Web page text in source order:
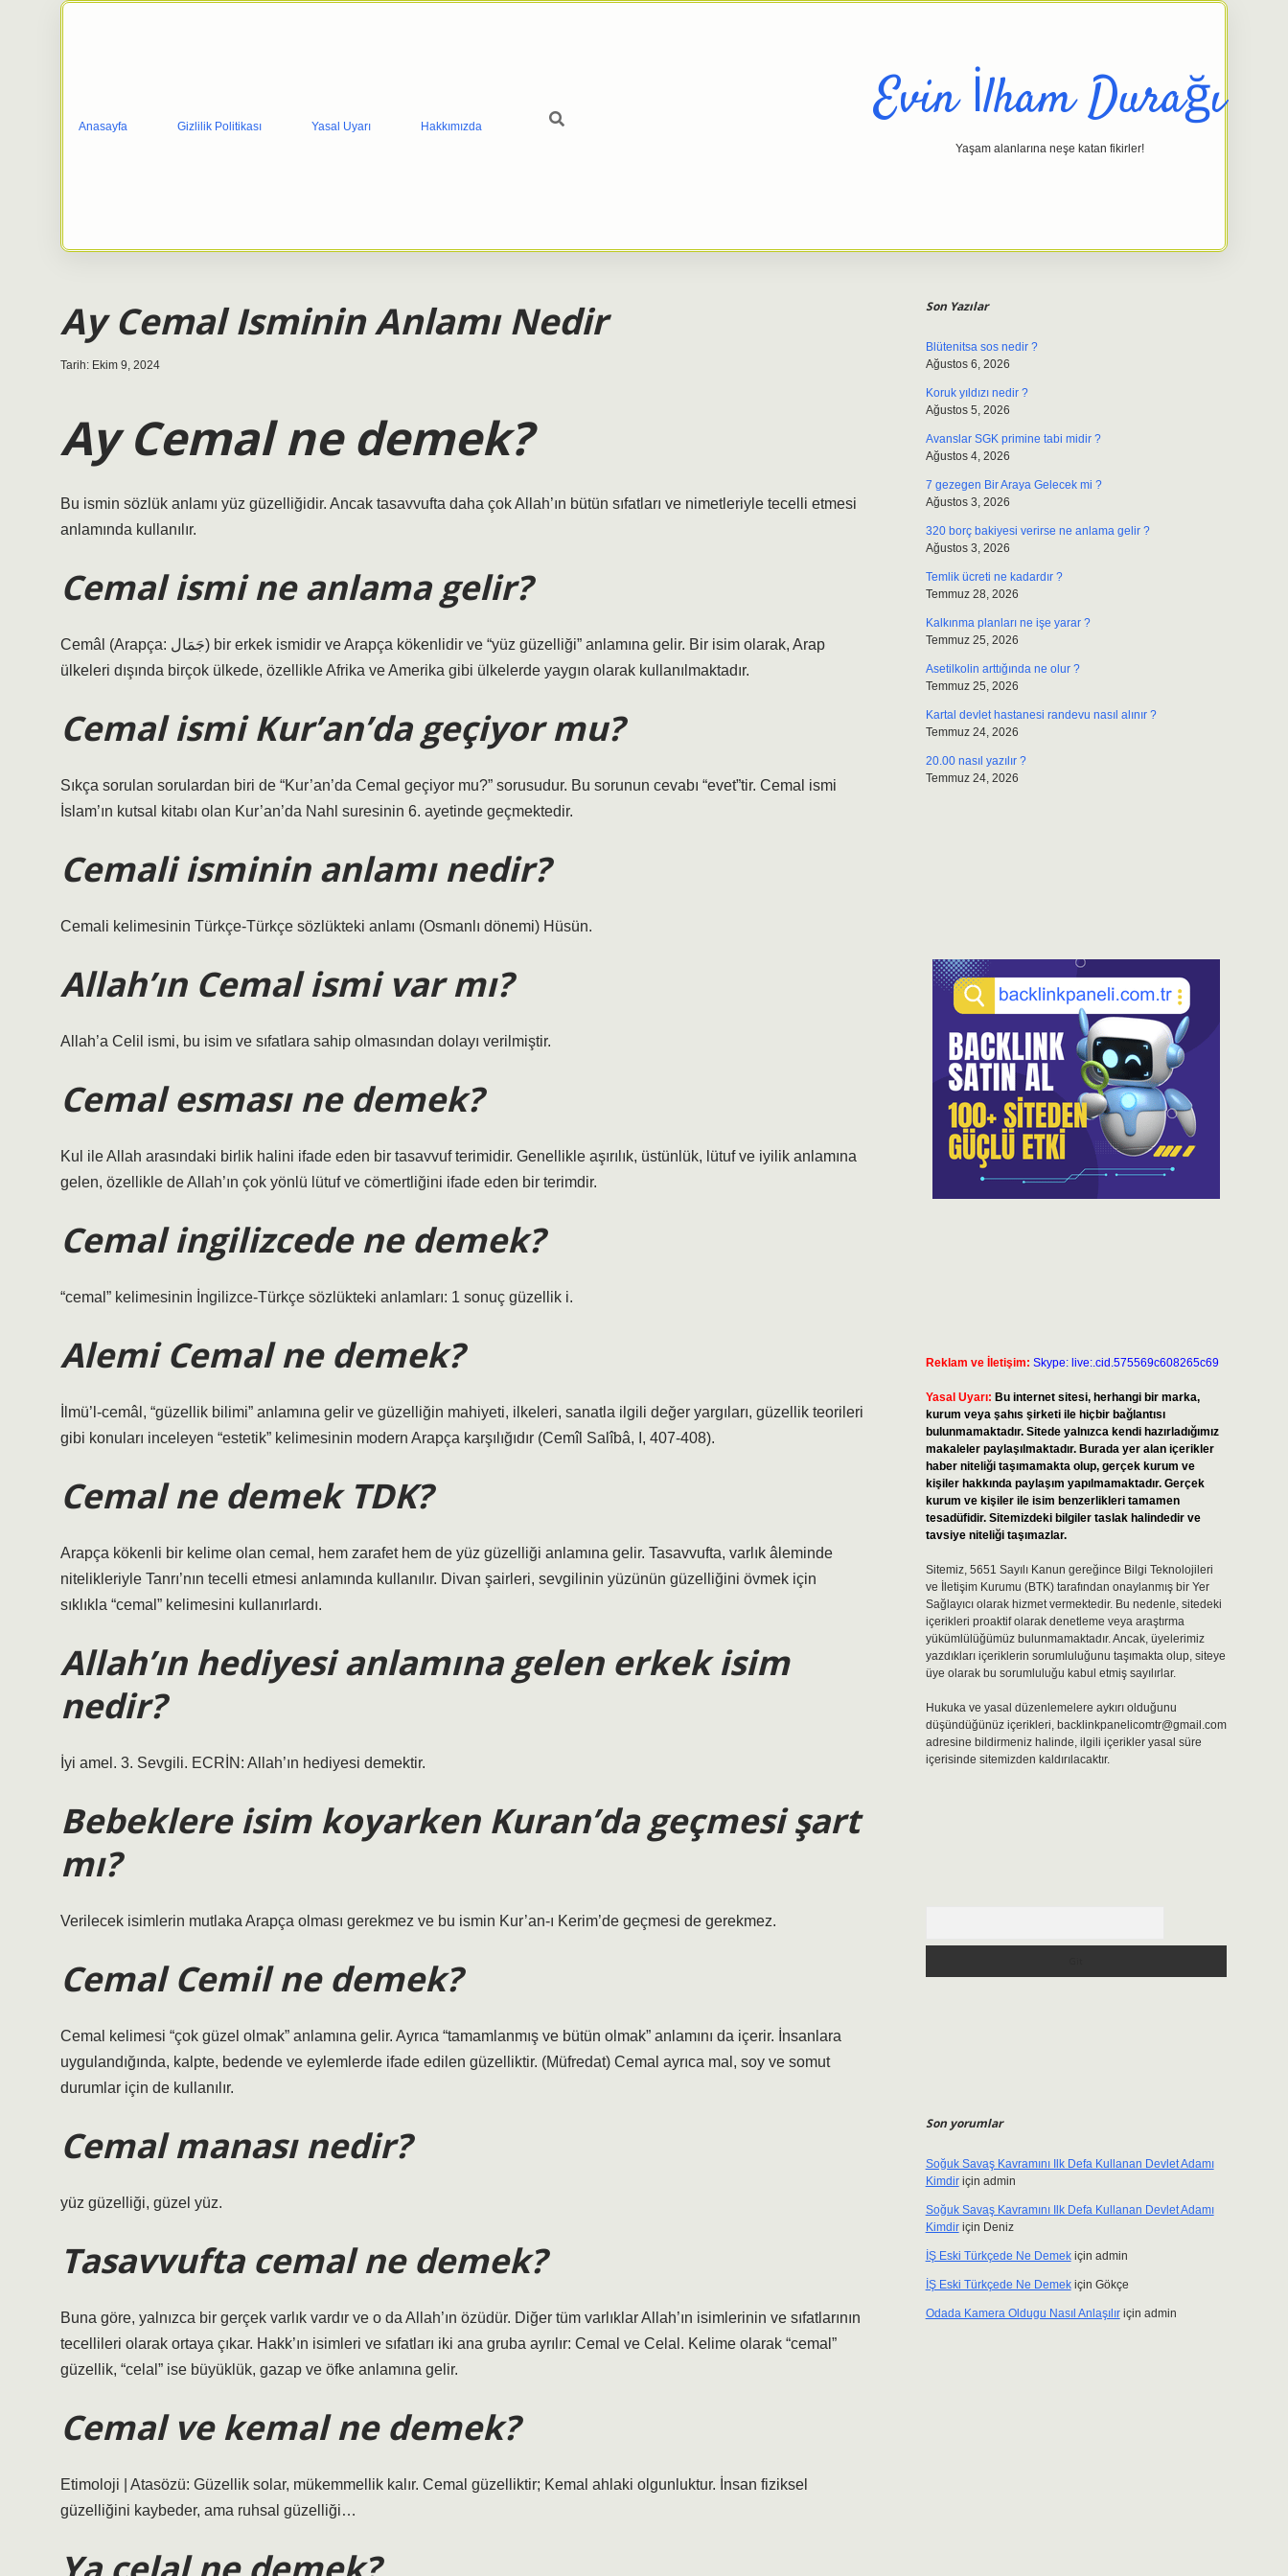
Anasayfa Gizlilik Politikası Yasal Uyarı Hakkımızda Evin İlham Durağı
Yaşam alanlarına neşe katan fikirler!
Ay Cemal Isminin Anlamı Nedir
Tarih: Ekim 9, 2024
Ay Cemal ne demek?
Bu ismin sözlük anlamı yüz güzelliğidir. Ancak tasavvufta daha çok Allah’ın bütün sıfatları ve nimetleriyle tecelli etmesi
anlamında kullanılır.
Cemal ismi ne anlama gelir?
Cemâl (Arapça: جَمَال‎) bir erkek ismidir ve Arapça kökenlidir ve “yüz güzelliği” anlamına gelir. Bir isim olarak, Arap
ülkeleri dışında birçok ülkede, özellikle Afrika ve Amerika gibi ülkelerde yaygın olarak kullanılmaktadır.
Cemal ismi Kur’an’da geçiyor mu?
Sıkça sorulan sorulardan biri de “Kur’an’da Cemal geçiyor mu?” sorusudur. Bu sorunun cevabı “evet”tir. Cemal ismi
İslam’ın kutsal kitabı olan Kur’an’da Nahl suresinin 6. ayetinde geçmektedir.
Cemali isminin anlamı nedir?
Cemali kelimesinin Türkçe-Türkçe sözlükteki anlamı (Osmanlı dönemi) Hüsün.
Allah’ın Cemal ismi var mı?
Allah’a Celil ismi, bu isim ve sıfatlara sahip olmasından dolayı verilmiştir.
Cemal esması ne demek?
Kul ile Allah arasındaki birlik halini ifade eden bir tasavvuf terimidir. Genellikle aşırılık, üstünlük, lütuf ve iyilik anlamına
gelen, özellikle de Allah’ın çok yönlü lütuf ve cömertliğini ifade eden bir terimdir.
Cemal ingilizcede ne demek?
“cemal” kelimesinin İngilizce-Türkçe sözlükteki anlamları: 1 sonuç güzellik i.
Alemi Cemal ne demek?
İlmü’l-cemâl, “güzellik bilimi” anlamına gelir ve güzelliğin mahiyeti, ilkeleri, sanatla ilgili değer yargıları, güzellik teorileri
gibi konuları inceleyen “estetik” kelimesinin modern Arapça karşılığıdır (Cemîl Salîbâ, I, 407-408).
Cemal ne demek TDK?
Arapça kökenli bir kelime olan cemal, hem zarafet hem de yüz güzelliği anlamına gelir. Tasavvufta, varlık âleminde
nitelikleriyle Tanrı’nın tecelli etmesi anlamında kullanılır. Divan şairleri, sevgilinin yüzünün güzelliğini övmek için
sıklıkla “cemal” kelimesini kullanırlardı.
Allah’ın hediyesi anlamına gelen erkek isim
nedir?
İyi amel. 3. Sevgili. ECRİN: Allah’ın hediyesi demektir.
Bebeklere isim koyarken Kuran’da geçmesi şart
mı?
Verilecek isimlerin mutlaka Arapça olması gerekmez ve bu ismin Kur’an-ı Kerim’de geçmesi de gerekmez.
Cemal Cemil ne demek?
Cemal kelimesi “çok güzel olmak” anlamına gelir. Ayrıca “tamamlanmış ve bütün olmak” anlamını da içerir. İnsanlara
uygulandığında, kalpte, bedende ve eylemlerde ifade edilen güzelliktir. (Müfredat) Cemal ayrıca mal, soy ve somut
durumlar için de kullanılır.
Cemal manası nedir?
yüz güzelliği, güzel yüz.
Tasavvufta cemal ne demek?
Buna göre, yalnızca bir gerçek varlık vardır ve o da Allah’ın özüdür. Diğer tüm varlıklar Allah’ın isimlerinin ve sıfatlarının
tecellileri olarak ortaya çıkar. Hakk’ın isimleri ve sıfatları iki ana gruba ayrılır: Cemal ve Celal. Kelime olarak “cemal”
güzellik, “celal” ise büyüklük, gazap ve öfke anlamına gelir.
Cemal ve kemal ne demek?
Etimoloji | Atasözü: Güzellik solar, mükemmellik kalır. Cemal güzelliktir; Kemal ahlaki olgunluktur. İnsan fiziksel
güzelliğini kaybeder, ama ruhsal güzelliği…
Son Yazılar
Blütenitsa sos nedir ?
Ağustos 6, 2026
Koruk yıldızı nedir ?
Ağustos 5, 2026
Avanslar SGK primine tabi midir ?
Ağustos 4, 2026
7 gezegen Bir Araya Gelecek mi ?
Ağustos 3, 2026
320 borç bakiyesi verirse ne anlama gelir ?
Ağustos 3, 2026
Temlik ücreti ne kadardır ?
Temmuz 28, 2026
Kalkınma planları ne işe yarar ?
Temmuz 25, 2026
Asetilkolin arttığında ne olur ?
Temmuz 25, 2026
Kartal devlet hastanesi randevu nasıl alınır ?
Temmuz 24, 2026
20.00 nasıl yazılır ?
Temmuz 24, 2026
Reklam ve İletişim: Skype: live:.cid.575569c608265c69
Yasal Uyarı: Bu internet sitesi, herhangi bir marka,
kurum veya şahıs şirketi ile hiçbir bağlantısı
bulunmamaktadır. Sitede yalnızca kendi hazırladığımız
makaleler paylaşılmaktadır. Burada yer alan içerikler
haber niteliği taşımamakta olup, gerçek kurum ve
kişiler hakkında paylaşım yapılmamaktadır. Gerçek
kurum ve kişiler ile isim benzerlikleri tamamen
tesadüfidir. Sitemizdeki bilgiler taslak halindedir ve
tavsiye niteliği taşımazlar.
Sitemiz, 5651 Sayılı Kanun gereğince Bilgi Teknolojileri
ve İletişim Kurumu (BTK) tarafından onaylanmış bir Yer
Sağlayıcı olarak hizmet vermektedir. Bu nedenle, sitedeki
içerikleri proaktif olarak denetleme veya araştırma
yükümlülüğümüz bulunmamaktadır. Ancak, üyelerimiz
yazdıkları içeriklerin sorumluluğunu taşımakta olup, siteye
üye olarak bu sorumluluğu kabul etmiş sayılırlar.
Hukuka ve yasal düzenlemelere aykırı olduğunu
düşündüğünüz içerikleri, backlinkpanelicomtr@gmail.com
adresine bildirmeniz halinde, ilgili içerikler yasal süre
içerisinde sitemizden kaldırılacaktır.
Son yorumlar
Soğuk Savaş Kavramını Ilk Defa Kullanan Devlet Adamı
Kimdiriçin admin
Soğuk Savaş Kavramını Ilk Defa Kullanan Devlet Adamı
Kimdiriçin Deniz
İŞ Eski Türkçede Ne Demekiçin admin
İŞ Eski Türkçede Ne Demekiçin Gökçe
Odada Kamera Oldugu Nasıl Anlaşılıriçin admin